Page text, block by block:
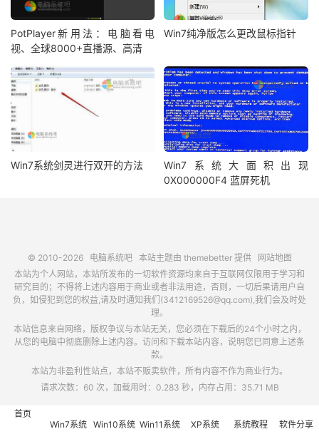
PotPlayer新用法：电脑看电
视、全球8000+直播源、高清
Win7纯净版怎么更改鼠标指针
Win7系统剑灵进行双开的方法
Win7系统大面积出现
0X000000F4 蓝屏死机
© 2010-2026 电脑系统吧本站主题由 themebetter提供
网站地图
本站为个人网站，本站所发布的一切软件资源均来自于互联网仅限用于学习和
研究目的；不得将上述内容用于商业或者非法用途，否则，一切后果请用户自
负，如侵犯到您的权益,请及时通知我们(3412169526@qq.com),我们会及时处
理。
本站信息来自网络，版权争议与本站无关，您必须在下载后的24个小时之内，
从您的电脑中彻底删除上述内容。访问和下载本站内容，说明您已同意上述条
款。
本站为非盈利性站点，本站不贩卖软件，所有内容不作为商业行为。
请求次数：60 次，加载用时：0.283 秒，内存占用：35.71 MB
首页
Win7系统 Win10系统 Win11系统 XP系统 系统教程 软件分享